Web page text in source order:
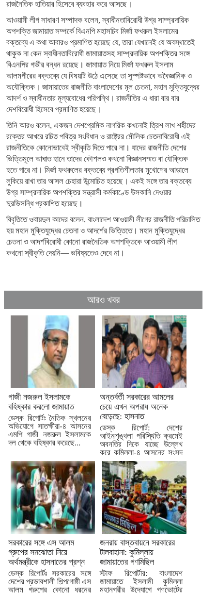
রাজনৈতিক হাতিয়ার হিসেবে ব্যবহার করে আসছে।
আওয়ামী লীগ সাধারণ সম্পাদক বলেন, স্বাধীনতাবিরোধী উগ্র সাম্প্রদায়িক
অপশক্তি জামায়াত সম্পর্কে বিএনপি মহাসচিব মির্জা ফখরুল ইসলামের
বক্তব্যে এ কথা আবারও প্রমাণিত হয়েছে যে, তারা যেখানেই যে অবস্থাতেই
থাকুক না কেন স্বাধীনতাবিরোধী জামায়াতসহ সাম্প্রদায়িক অপশক্তির সঙ্গে
বিএনপির গভীর বন্ধন রয়েছে। জামায়াত নিয়ে মির্জা ফখরুল ইসলাম
আলমগীরের বক্তব্যে যে বিষয়টি উঠে এসেছে তা সুস্পষ্টভাবে অবৈজ্ঞানিক ও
অযৌক্তিক। জামায়াতের রাজনীতি বাংলাদেশের মূল চেতনা, মহান মুক্তিযুদ্ধের
আদর্শ ও স্বাধীনতার মূল্যবোধের পরিপন্থি। রাজনীতির এ ধারা বার বার
দেশবিরোধী হিসেবে প্রমাণিত হয়েছে।
তিনি আরও বলেন, একজন দেশপ্রেমিক নাগরিক কখনোই ত্রিশ লাখ শহীদের
রক্তের আখরে রচিত পবিত্র সংবিধান ও রাষ্ট্রের মৌলিক চেতনাবিরোধী এই
রাজনীতিকে কোনোভাবেই স্বীকৃতি দিতে পারে না। যাদের রাজনীতি দেশের
ভিত্তিমূলে আঘাত হানে তাদের কৌশলও কখনো বিজ্ঞানসম্মত বা যৌক্তিক
হতে পারে না। মির্জা ফখরুলের বক্তব্যে প্রগতিশীলতার মুখোশের আড়ালে
লুকিয়ে রাখা তার আসল চেহারা উন্মোচিত হয়েছে। একই সঙ্গে তার বক্তব্যে
উগ্র সাম্প্রদায়িক অপশক্তির সন্ত্রাসী কর্মকাণ্ডে উসকানি দেওয়ার
দুরভিসন্ধি প্রকাশিত হয়েছে।
বিবৃতিতে ওবায়দুল কাদের বলেন, বাংলাদেশ আওয়ামী লীগের রাজনীতি পরিচালিত
হয় মহান মুক্তিযুদ্ধের চেতনা ও আদর্শের ভিত্তিতে। মহান মুক্তিযুদ্ধের
চেতনা ও আদর্শবিরোধী কোনো রাজনৈতিক অপশক্তিকে আওয়ামী লীগ
কখনো স্বীকৃতি দেয়নি— ভবিষ্যতেও দেবে না।
আরও খবর
গাজী নজরুল ইসলামকে
বহিষ্কার করলো জামায়াত
ডেস্ক রিপোর্টঃ নৈতিক স্খলনের
অভিযোগে সাতক্ষীরা-৪ আসনের
এমপি গাজী নজরুল ইসলামকে
দল থেকে বহিষ্কার করেছে...
অন্তর্বর্তী সরকারের আমলের
চেয়ে এখন অপরাধ অনেক
বেড়েছে: হাসনাত
ডেস্ক রিপোর্ট: দেশের
আইনশৃঙ্খলা পরিস্থিতি ক্রমেই
অবনতির দিকে যাচ্ছে উল্লেখ
করে কুমিল্লা-৪ আসনের সংসদ
সদস্য...
সরকারের সঙ্গে এস আলম
গ্রুপের সমঝোতা নিয়ে
অর্থমন্ত্রীকে হাসনাতের প্রশ্ন
ডেস্ক রিপোর্টঃ সরকারের সঙ্গে
দেশের প্রভাবশালী শিল্পগোষ্ঠী এস
আলম গ্রুপের কোনো ধরনের
জনরায় বাস্তবায়নে সরকারের
টালবাহানা: কুমিল্লায়
জামায়াতের গণমিছিল
স্টাফ রিপোর্টার: বাংলাদেশ
জামায়াতে ইসলামী কুমিল্লা
মহানগরীর উদ্যোগে গণভোটের